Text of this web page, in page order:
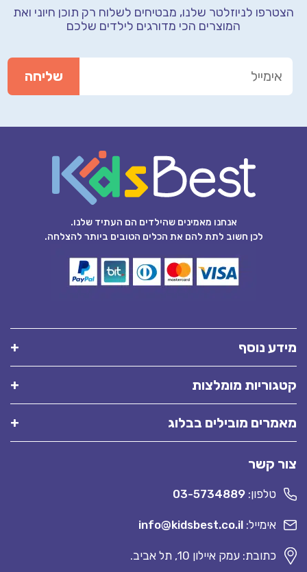
הצטרפו לניוזלטר שלנו, מבטיחים לשלוח רק תוכן חיוני ואת
המוצרים הכי מדורגים לילדים שלכם
אנחנו מאמינים שהילדים הם העתיד שלנו.
לכן חשוב לתת להם את הכלים הטובים ביותר להצלחה.
מידע נוסף
קטגוריות מומלצות
מאמרים מובילים בבלוג
צור קשר
טלפון: 03-5734889
אימייל: info@kidsbest.co.il
כתובת: עמק איילון 10, תל אביב.